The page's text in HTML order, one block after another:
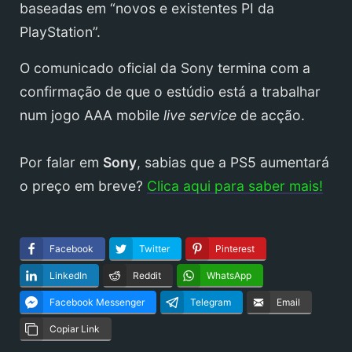
baseadas em “novos e existentes PI da
PlayStation”.
O comunicado oficial da Sony termina com a
confirmação de que o estúdio está a trabalhar
num jogo AAA mobile live service de acção.
Por falar em Sony, sabias que a PS5 aumentará
o preço em breve? Clica aqui para saber mais!
Facebook Twitter Pinterest
LinkedIn Reddit WhatsApp
Facebook Messenger Telegram Email
Copiar Link